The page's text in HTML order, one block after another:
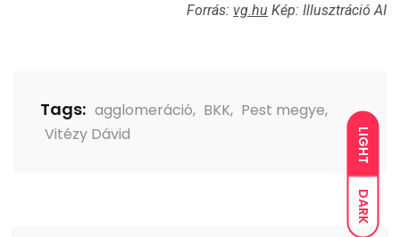
LIGHT
DARK
Forrás: vg.hu Kép: Illusztráció AI
Tags: agglomeráció, BKK, Pest megye,
Vitézy Dávid